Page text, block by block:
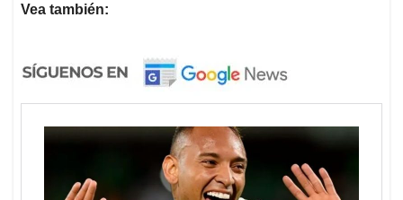
Vea también: